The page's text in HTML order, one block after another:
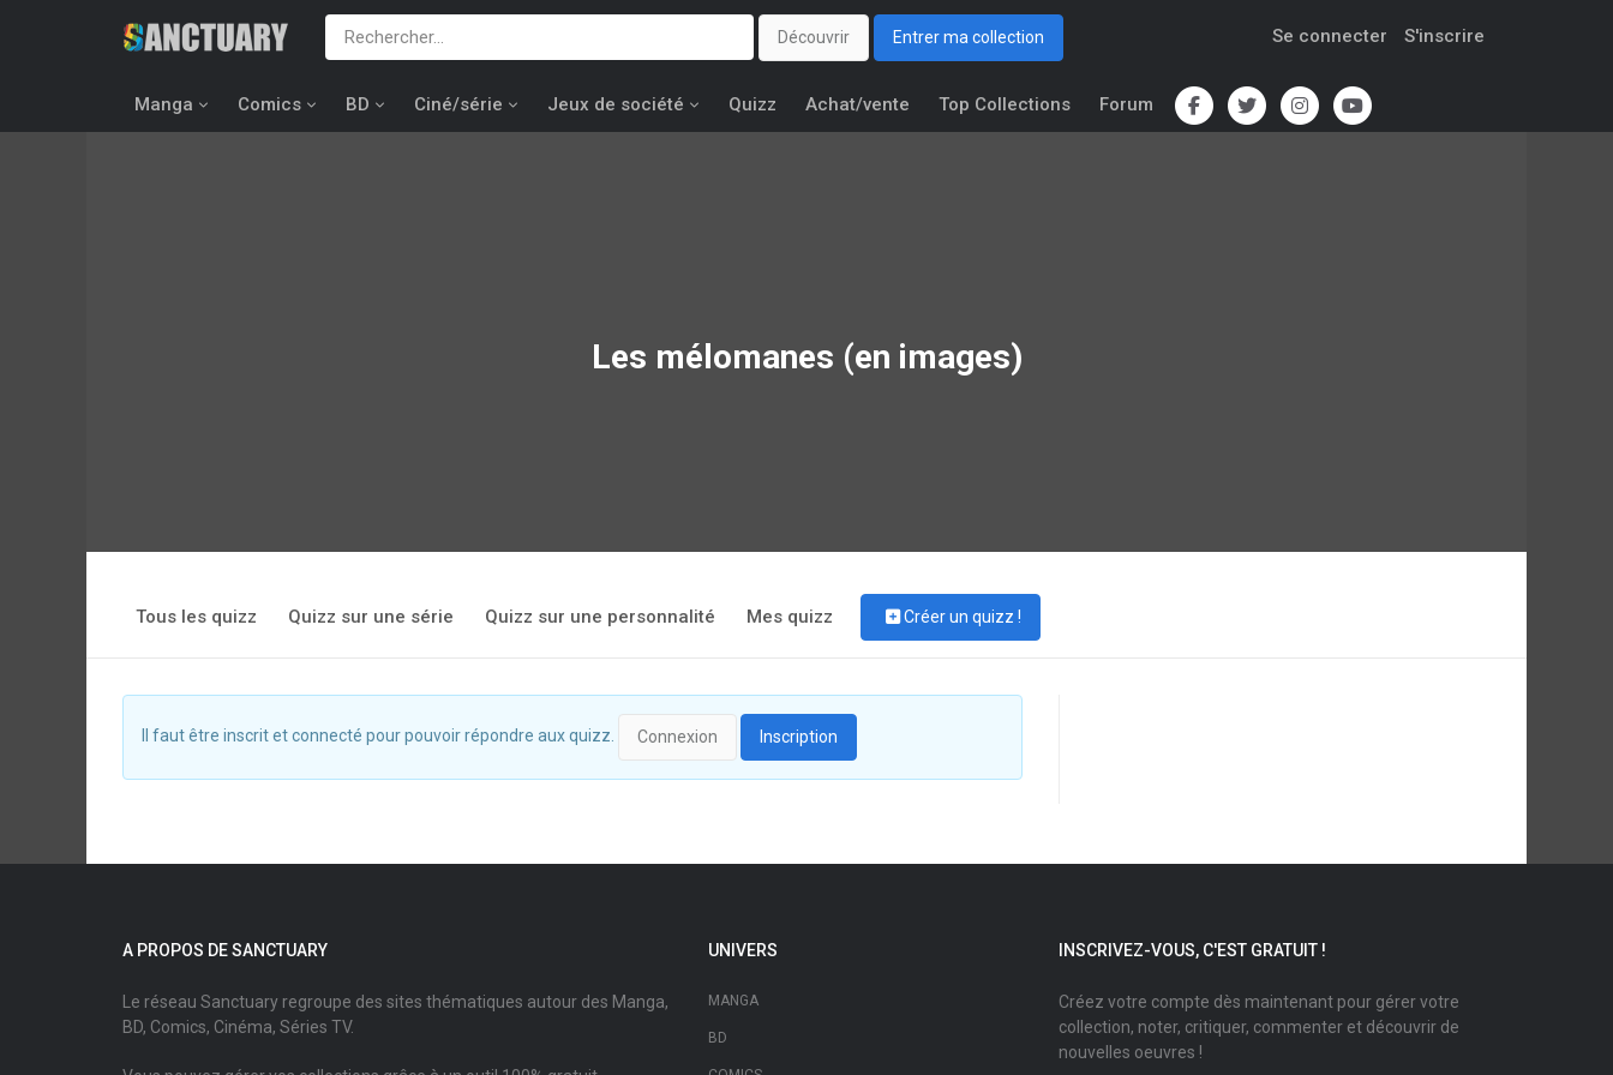
Découvrir Entrer ma collection Se connecter S'inscrire
Manga Comics BD Ciné/série Jeux de société Quizz Achat/vente Top Collections Forum
Les mélomanes (en images)
Tous les quizz Quizz sur une série Quizz sur une personnalité Mes quizz Créer un quizz !
Il faut être inscrit et connecté pour pouvoir répondre aux quizz. Connexion Inscription
A PROPOS DE SANCTUARY
Le réseau Sanctuary regroupe des sites thématiques autour des Manga,
BD, Comics, Cinéma, Séries TV.
UNIVERS
MANGA
BD
INSCRIVEZ-VOUS, C'EST GRATUIT !
Créez votre compte dès maintenant pour gérer votre
collection, noter, critiquer, commenter et découvrir de
nouvelles oeuvres !